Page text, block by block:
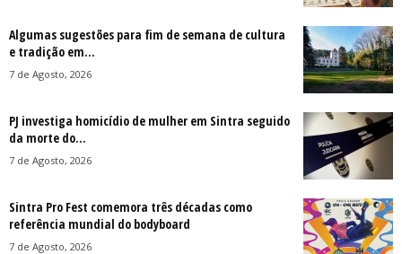
Algumas sugestões para fim de semana de cultura
e tradição em...
7 de Agosto, 2026
PJ investiga homicídio de mulher em Sintra seguido
da morte do...
7 de Agosto, 2026
Sintra Pro Fest comemora três décadas como
referência mundial do bodyboard
7 de Agosto, 2026